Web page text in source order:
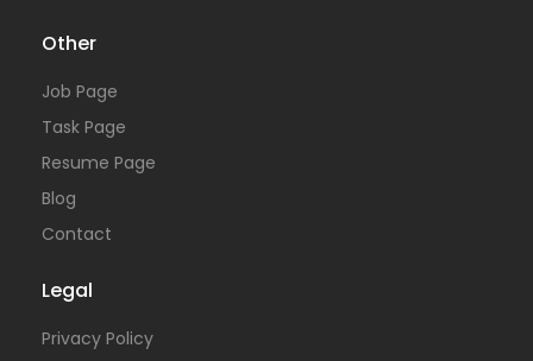
Other
Job Page
Task Page
Resume Page
Blog
Contact
Legal
Privacy Policy